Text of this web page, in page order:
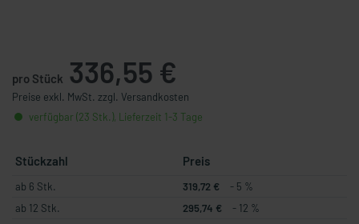
pro Stück 336,55 €
Preise exkl. MwSt. zzgl. Versandkosten
verfügbar (23 Stk.), Lieferzeit 1-3 Tage
Stückzahl Preis
ab 6 Stk. 319,72 €
- 5 %
ab 12 Stk.
295,74 €
- 12 %